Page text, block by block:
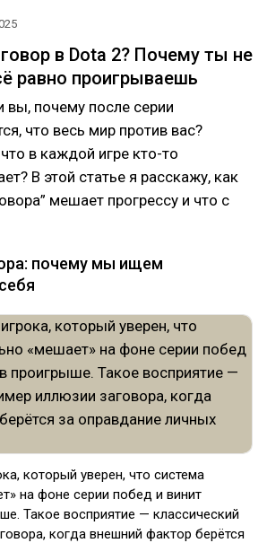
в Dota 2? Почему ты не
равно проигрываешь
вы, почему после серии
что весь мир против вас?
в каждой игре кто-то
В этой статье я расскажу, как
мешает прогрессу и что с
почему мы ищем
который уверен, что система
на фоне серии побед и винит
Такое восприятие — классический
когда внешний фактор берётся